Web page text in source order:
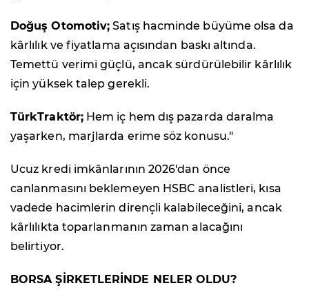
Doğuş Otomotiv; Satış hacminde büyüme olsa da
kârlılık ve fiyatlama açısından baskı altında.
Temettü verimi güçlü, ancak sürdürülebilir kârlılık
için yüksek talep gerekli.
TürkTraktör;Hem iç hem dış pazarda daralma
yaşarken, marjlarda erime söz konusu."
Ucuz kredi imkânlarının 2026'dan önce
canlanmasını beklemeyen HSBC analistleri, kısa
vadede hacimlerin dirençli kalabileceğini, ancak
kârlılıkta toparlanmanın zaman alacağını
belirtiyor.
BORSA ŞİRKETLERİNDE NELER OLDU?